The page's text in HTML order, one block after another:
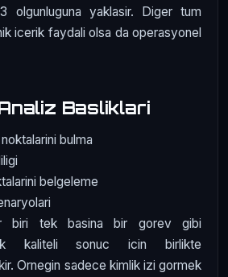
olgunluguna yaklasir. Diger tum
icerik faydali olsa da operasyonel
Basliklari
bulma
belgeleme
biri tek basina bir gorev gibi
kaliteli sonuc icin birlikte
Ornegin sadece kimlik izi gormek